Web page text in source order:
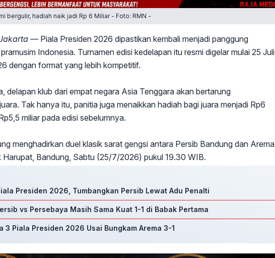
bergulir, hadiah naik jadi Rp 6 Miliar - Foto: RMN -
— Piala Presiden 2026 dipastikan kembali menjadi panggung
Indonesia. Turnamen edisi kedelapan itu resmi digelar mulai 25 Juli
dengan format yang lebih kompetitif.
delapan klub dari empat negara Asia Tenggara akan bertarung
Tak hanya itu, panitia juga menaikkan hadiah bagi juara menjadi Rp6
miliar pada edisi sebelumnya.
menghadirkan duel klasik sarat gengsi antara Persib Bandung dan Arema
Harupat, Bandung, Sabtu (25/7/2026) pukul 19.30 WIB.
Presiden 2026, Tumbangkan Persib Lewat Adu Penalti
vs Persebaya Masih Sama Kuat 1-1 di Babak Pertama
3 Piala Presiden 2026 Usai Bungkam Arema 3-1